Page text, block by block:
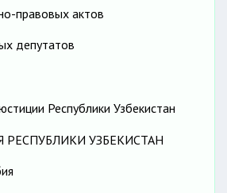
правовых актов
депутатов
Республики Узбекистан
РЕСПУБЛИКИ УЗБЕКИСТАН